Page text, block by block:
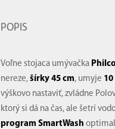
POPIS
Voľne stojaca umývačka
nereze,šírky 45 cm, umyje
výškovo nastaviť, zvládne
ktorý si dá na čas, ale šetrí
program SmartWash